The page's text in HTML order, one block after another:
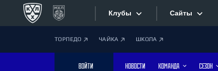
Клубы
Дивизион Боброва
Сайты
ТОРПЕДО ЧАЙКА ШКОЛА
ВОЙТИ НОВОСТИ КОМАНДА СЕЗОН